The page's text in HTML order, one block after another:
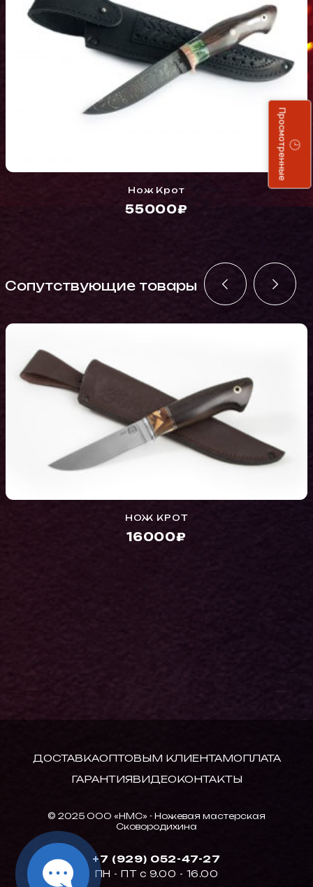
Нож Крот
55000₽
Cопутствующие товары
НОЖ КРОТ
16000₽
ДОСТАВКАОПТОВЫМ КЛИЕНТАМОПЛАТА
ГАРАНТИЯВИДЕОКОНТАКТЫ
© 2025 ООО «НМС» - Ножевая мастерская
Сковородихина
+7 (929) 052-47-27
ПН - ПТ с 9.00 - 16.00
Просмотренные